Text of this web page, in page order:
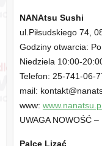
NANAtsu Sushi
ul.Piłsudskiego 74,
Godziny otwarcia:
Niedziela 10:00-
Telefon: 25-741-06-
mail:
www:
UWAGA NOWOŚĆ –
Palce Lizać